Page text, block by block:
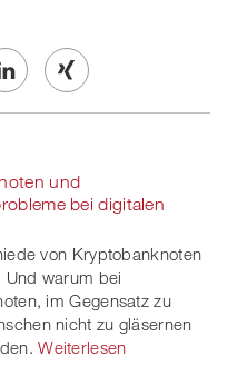
Share
Xing
und
bei digitalen
von Kryptobanknoten
Und warum bei
im Gegensatz zu
nicht zu gläsernen
Weiterlesen